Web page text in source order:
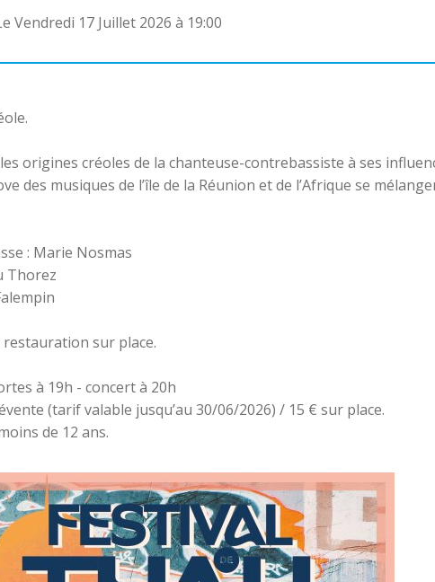
Vendredi 17 Juillet 2026 à 19:00
origines créoles de la chanteuse-contrebassiste à ses
des musiques de l’île de la Réunion et de l’Afrique se
: Marie Nosmas
Thorez
sur place.
à 19h - concert à 20h
(tarif valable jusqu’au 30/06/2026) / 15 € sur place.
de 12 ans.